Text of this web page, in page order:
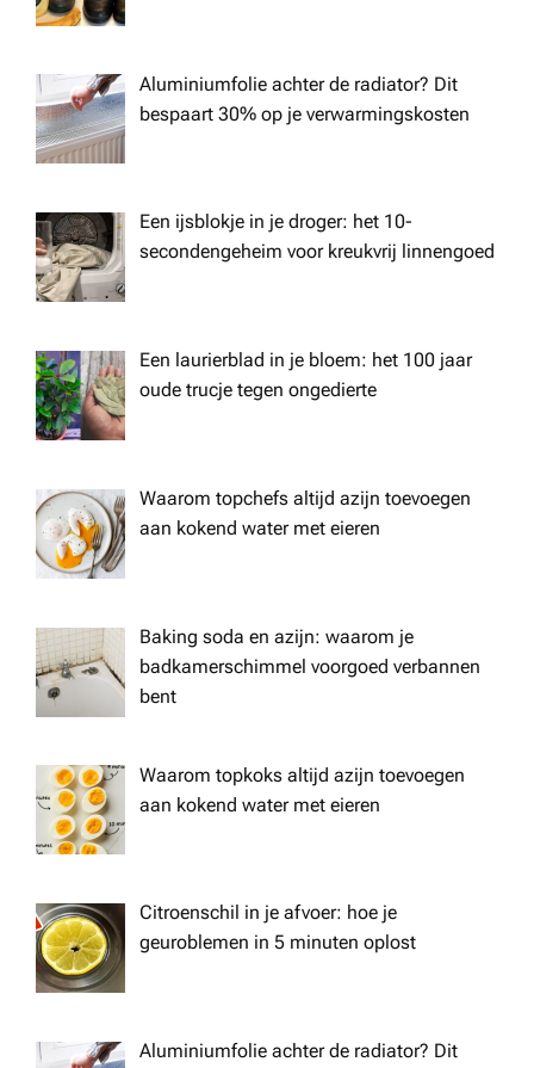
Aluminiumfolie achter de radiator? Dit
bespaart 30% op je verwarmingskosten
Een ijsblokje in je droger: het 10-
secondengeheim voor kreukvrij linnengoed
Een laurierblad in je bloem: het 100 jaar
oude trucje tegen ongedierte
Waarom topchefs altijd azijn toevoegen
aan kokend water met eieren
Baking soda en azijn: waarom je
badkamerschimmel voorgoed verbannen
bent
Waarom topkoks altijd azijn toevoegen
aan kokend water met eieren
Citroenschil in je afvoer: hoe je
geuroblemen in 5 minuten oplost
Aluminiumfolie achter de radiator? Dit